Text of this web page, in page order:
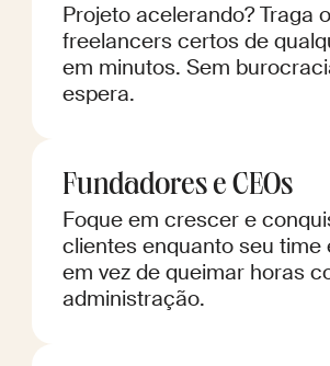
Projeto acelerando? Traga
freelancers certos de
em minutos. Sem
espera.
Fundadores e CEOs
Foque em crescer e
clientes enquanto seu
em vez de queimar horas
administração.